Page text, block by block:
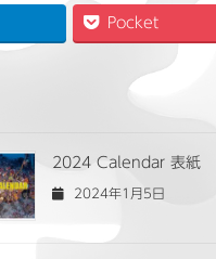
Pocket
2024 Calendar 表紙
2024年1月5日